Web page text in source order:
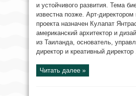
и устойчивого развития. Тема
известна позже. Арт-директором
проекта назначен Кулапат
американский архитектор и
из Таиланда, основатель,
директор и креативный директор
Читать далее »